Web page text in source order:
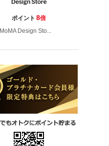
ポイント 8倍
MoMA Design Sto...